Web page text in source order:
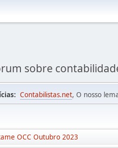
sobre
Contabilistas.net, O nosso
OCC Outubro 2023